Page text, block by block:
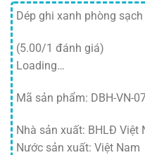
Dép ghi xanh phòng sạch
(5.00/1 đánh giá)
Loading…
Mã sản phẩm: DBH-VN-
Nhà sản xuất: BHLĐ Việt
Nước sản xuất: Việt Nam